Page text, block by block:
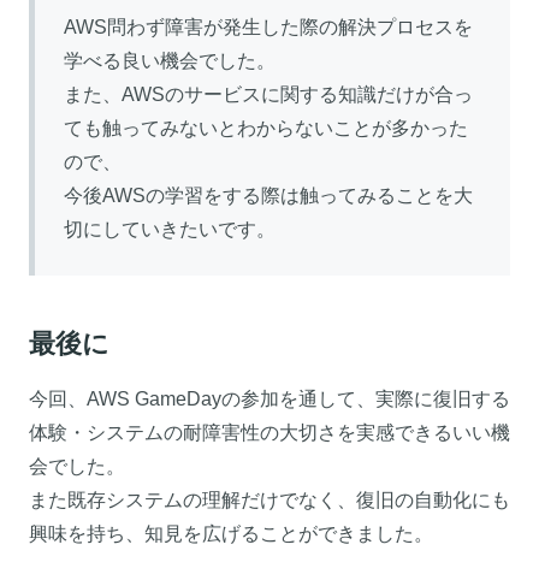
AWS問わず障害が発生した際の解決プロセスを
学べる良い機会でした。
また、AWSのサービスに関する知識だけが合っ
ても触ってみないとわからないことが多かった
ので、
今後AWSの学習をする際は触ってみることを大
切にしていきたいです。
最後に
今回、AWS GameDayの参加を通して、実際に復旧する
体験・システムの耐障害性の大切さを実感できるいい機
会でした。
また既存システムの理解だけでなく、復旧の自動化にも
興味を持ち、知見を広げることができました。